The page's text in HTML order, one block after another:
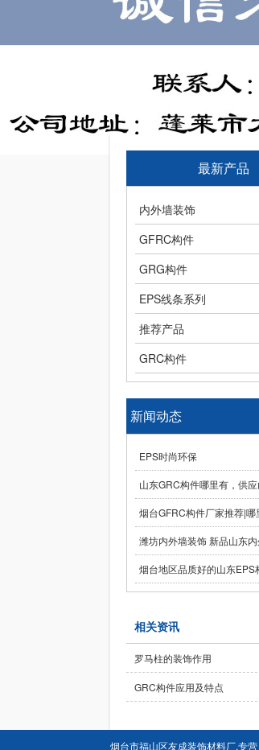
最新产品
内外墙装饰
GFRC构件
GRG构件
EPS线条系列
推荐产品
GRC构件
新闻动态
EPS时尚环保
相关资讯
罗马柱的装饰作用
GRC构件应用及特点
烟台市福山区友成装饰材料厂,专营